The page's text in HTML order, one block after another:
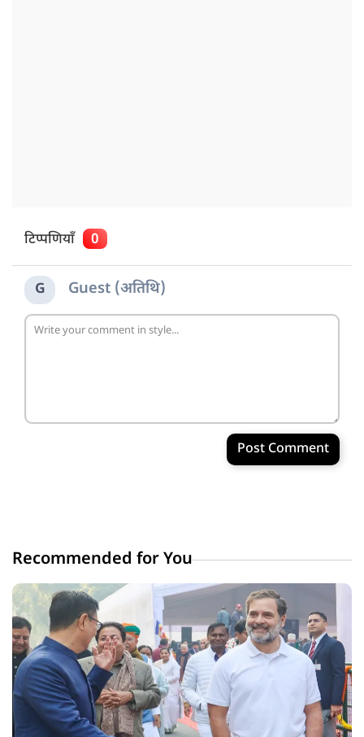
टिप्पणियाँ 0
G Guest (अतिथि)
Post Comment
Recommended for You